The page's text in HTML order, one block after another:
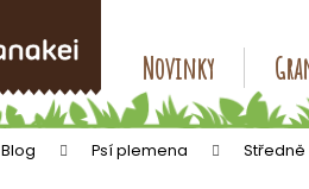
Novinky
Blog Psí plemena